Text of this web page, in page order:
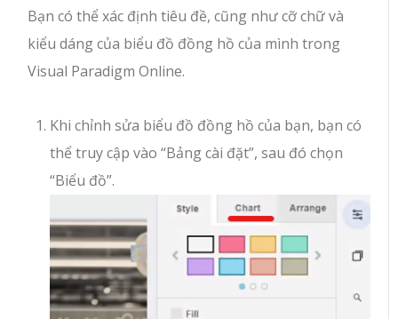
Bạn có thể xác định tiêu đề, cũng như cỡ chữ và
kiểu dáng của biểu đồ đồng hồ của mình trong
Visual Paradigm Online.
Khi chỉnh sửa biểu đồ đồng hồ của bạn, bạn có
thể truy cập vào “Bảng cài đặt”, sau đó chọn
“Biểu đồ”.